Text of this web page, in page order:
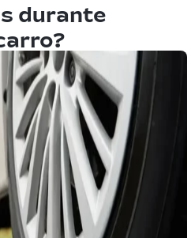
durante